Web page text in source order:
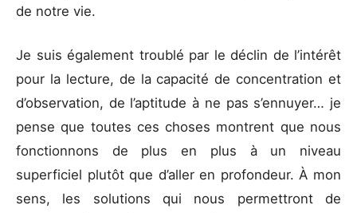
de notre vie.
Je suis également troublé par le déclin de l’intérêt
pour la lecture, de la capacité de concentration et
d’observation, de l’aptitude à ne pas s’ennuyer… je
pense que toutes ces choses montrent que nous
fonctionnons de plus en plus à un niveau
superficiel plutôt que d’aller en profondeur. À mon
sens, les solutions qui nous permettront de